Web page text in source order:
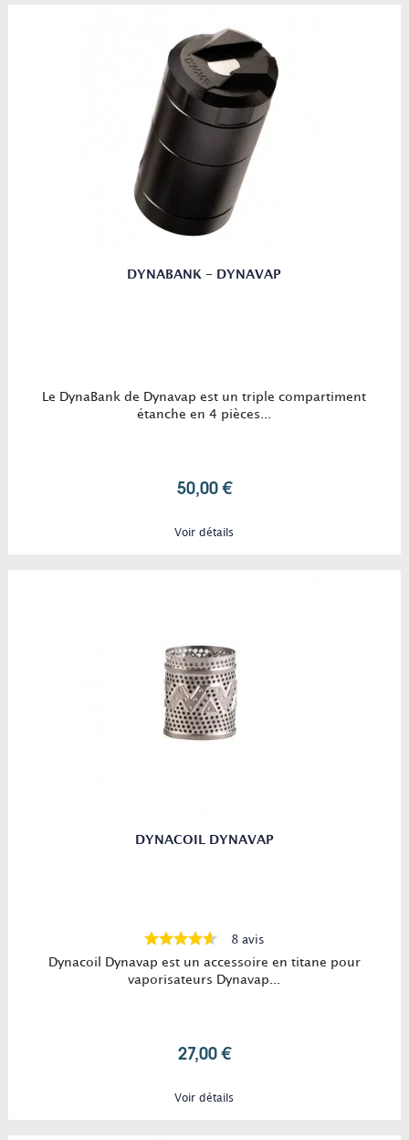
DYNABANK - DYNAVAP
Le DynaBank de Dynavap est un triple compartiment
étanche en 4 pièces...
50,00 €
Voir détails
DYNACOIL DYNAVAP
8 avis
Dynacoil Dynavap est un accessoire en titane pour
vaporisateurs Dynavap...
27,00 €
Voir détails